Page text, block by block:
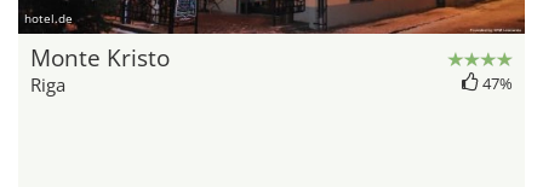
hotel.de
Monte Kristo
Riga 47%